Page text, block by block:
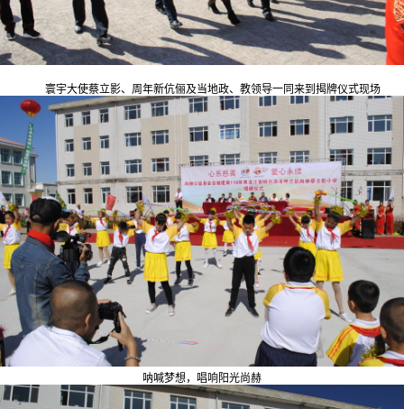
寰宇大使蔡立影、周年新伉俪及当地政、教领导一同来到揭牌仪式现场
呐喊梦想，唱响阳光尚赫